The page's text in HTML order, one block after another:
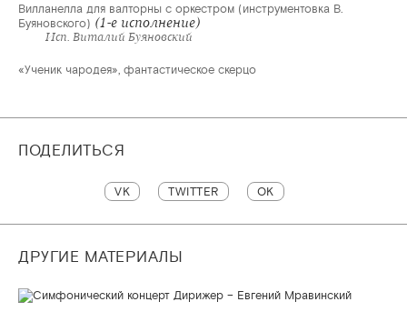
Вилланелла для валторны с оркестром (инструментовка В.
Буяновского) (1-е исполнение)
Исп. Виталий Буяновский
«Ученик чародея», фантастическое скерцо
ПОДЕЛИТЬСЯ
VK TWITTER OK
ДРУГИЕ МАТЕРИАЛЫ